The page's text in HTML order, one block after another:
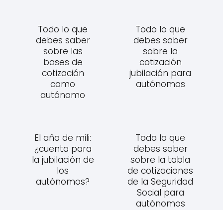
Todo lo que
debes saber
sobre las
bases de
cotización
como
autónomo
Todo lo que
debes saber
sobre la
cotización
jubilación para
autónomos
El año de mili:
¿cuenta para
la jubilación de
los
autónomos?
Todo lo que
debes saber
sobre la tabla
de cotizaciones
de la Seguridad
Social para
autónomos